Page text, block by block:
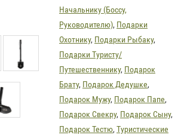
Начальнику (Боссу,
Руководителю), Подарки
Охотнику, Подарки Рыбаку,
Подарки Туристу/
Путешественнику, Подарок
Брату, Подарок Дедушке,
Подарок Мужу, Подарок Папе,
Подарок Свекру, Подарок Сыну,
Подарок Тестю, Туристические